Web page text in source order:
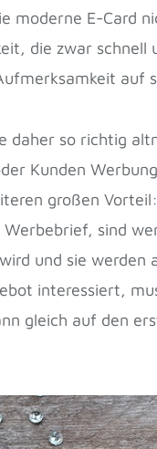
moderne E-Card
die zwar schnell
auf
daher so richtig
Kunden
großen
sind
und sie werden
interessiert,
gleich auf den